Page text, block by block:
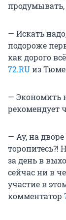
продумывать,
— Искать
подороже
как дорого
72.RUиз
— Экономить
рекомендует
— Ау, на
за день в
сейчас ни в
участие в
комментатор